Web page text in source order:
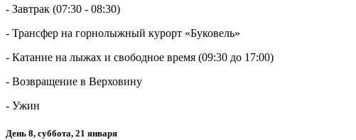
- Завтрак (07:30 - 08:30)
- Трансфер на горнолыжный курорт «Буковель»
- Катание на лыжах и свободное время (09:30 до 17:00)
- Возвращение в Верховину
- Ужин
День 8, суббота, 21 января